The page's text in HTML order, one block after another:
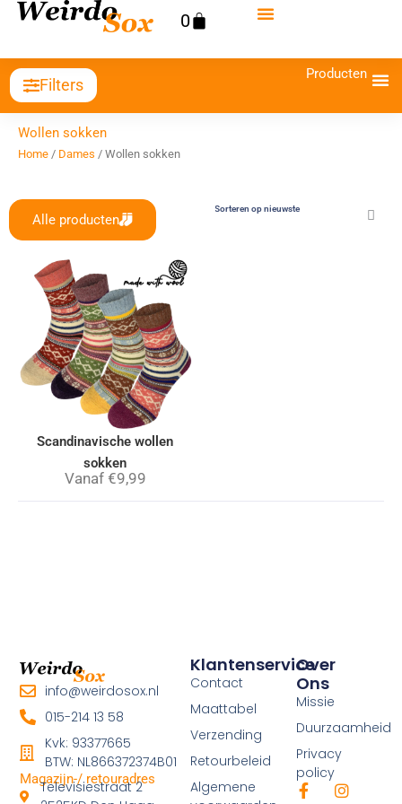
inhoud
0
Winkelwagen
Filters
Producten
Wollen sokken
Home / Dames / Wollen sokken
Alle producten
Scandinavische wollen
sokken
Vanaf €9,99
info@weirdosox.nl
015-214 13 58
Kvk: 93377665
BTW: NL866372374B01
Magazijn-/ retouradres
Televisiestraat 2
Klantenservice
Contact
Maattabel
Verzending
Retourbeleid
Algemene
Over
Ons
Missie
Duurzaamheid
Privacy
policy
F
I